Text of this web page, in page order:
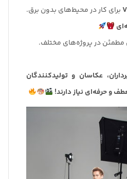
برای کار در محیط‌های بدون برق.
مطمئن در پروژه‌های مختلف.
عکاسان و تولیدکنندگان
و حرفه‌ای نیاز دارند!